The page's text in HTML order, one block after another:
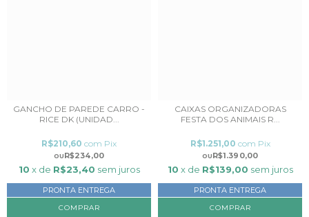
GANCHO DE PAREDE CARRO -
RICE DK (UNIDAD...
R$234,00
R$210,60 com Pix
10 x de R$23,40 sem juros
PRONTA ENTREGA
COMPRAR
CAIXAS ORGANIZADORAS
FESTA DOS ANIMAIS R...
R$1.390,00
R$1.251,00 com Pix
10 x de R$139,00 sem juros
PRONTA ENTREGA
COMPRAR